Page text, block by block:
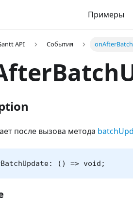
Примеры
API События
после вызова метода
() => void;